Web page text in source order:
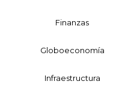
Finanzas
Globoeconomía
Infraestructura